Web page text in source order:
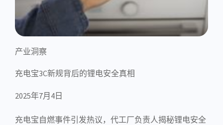
产业洞察
充电宝3C新规背后的锂电安全真相
2025年7月4日
充电宝自燃事件引发热议，代工厂负责人揭秘锂电安全